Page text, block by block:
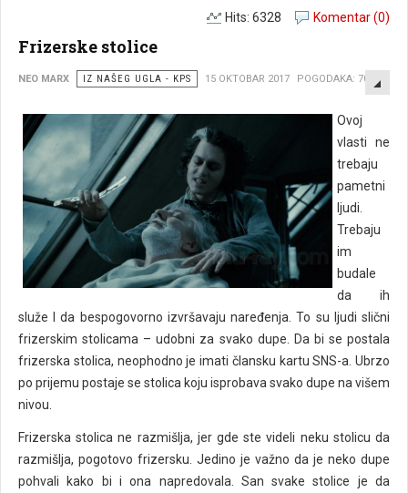
Komentar (0)
Hits: 6328
Frizerske stolice
NEO MARX IZ NAŠEG UGLA - KPS 15 OKTOBAR 2017 POGODAKA: 7028
Ovoj
vlasti ne
trebaju
pametni
ljudi.
Trebaju
im
budale
da ih
služe I da bespogovorno izvršavaju naređenja. To su ljudi slični
frizerskim stolicama – udobni za svako dupe. Da bi se postala
frizerska stolica, neophodno je imati člansku kartu SNS-a. Ubrzo
po prijemu postaje se stolica koju isprobava svako dupe na višem
nivou.
Frizerska stolica ne razmišlja, jer gde ste videli neku stolicu da
razmišlja, pogotovo frizersku. Jedino je važno da je neko dupe
pohvali kako bi i ona napredovala. San svake stolice je da